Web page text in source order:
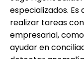
especializados.
realizar tareas
empresarial,
ayudar en